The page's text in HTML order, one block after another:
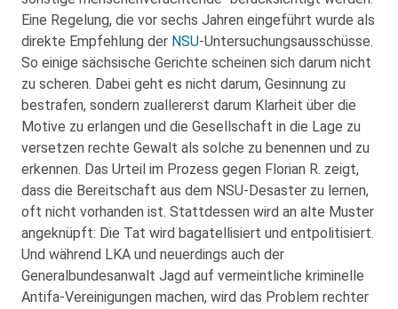
Eine Regelung, die vor sechs Jahren eingeführt wurde als
direkte Empfehlung der NSU-Untersuchungsausschüsse.
So einige sächsische Gerichte scheinen sich darum nicht
zu scheren. Dabei geht es nicht darum, Gesinnung zu
bestrafen, sondern zuallererst darum Klarheit über die
Motive zu erlangen und die Gesellschaft in die Lage zu
versetzen rechte Gewalt als solche zu benennen und zu
erkennen. Das Urteil im Prozess gegen Florian R. zeigt,
dass die Bereitschaft aus dem NSU-Desaster zu lernen,
oft nicht vorhanden ist. Stattdessen wird an alte Muster
angeknüpft: Die Tat wird bagatellisiert und entpolitisiert.
Und während LKA und neuerdings auch der
Generalbundesanwalt Jagd auf vermeintliche kriminelle
Antifa-Vereinigungen machen, wird das Problem rechter